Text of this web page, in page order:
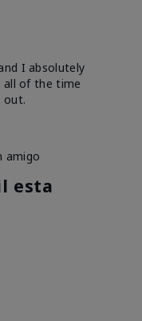
I absolutely
all of the time
out.
amigo
esta